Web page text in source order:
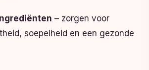
– zorgen voor
soepelheid en een gezonde